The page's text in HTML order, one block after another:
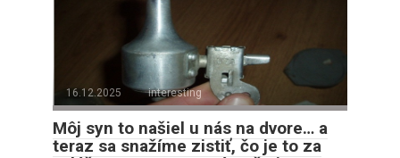
16.12.2025 interesting
Môj syn to našiel u nás na dvore… a
teraz sa snažíme zistiť, čo je to za